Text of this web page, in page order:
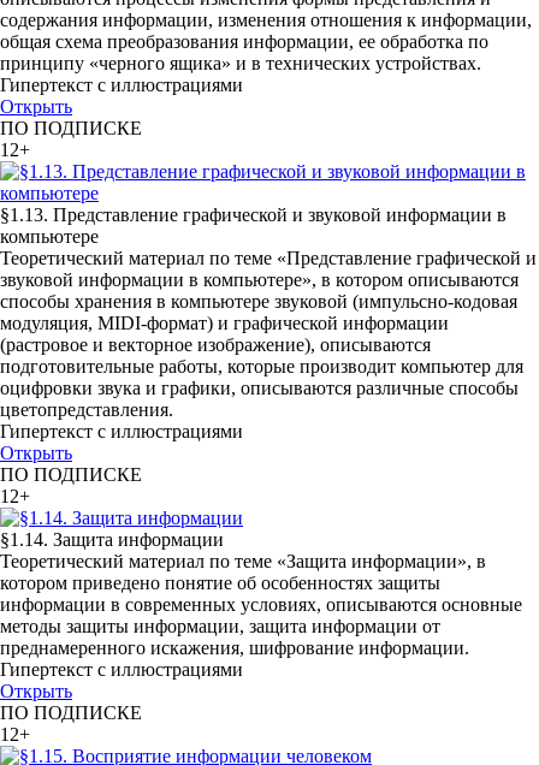
содержания информации, изменения отношения к информации,
общая схема преобразования информации, ее обработка по
принципу «черного ящика» и в технических устройствах.
Гипертекст с иллюстрациями
Открыть
ПО ПОДПИСКЕ
12+
§1.13. Представление графической и звуковой информации в
компьютере
Теоретический материал по теме «Представление графической и
звуковой информации в компьютере», в котором описываются
способы хранения в компьютере звуковой (импульсно-кодовая
модуляция, MIDI-формат) и графической информации
(растровое и векторное изображение), описываются
подготовительные работы, которые производит компьютер для
оцифровки звука и графики, описываются различные способы
цветопредставления.
Гипертекст с иллюстрациями
Открыть
ПО ПОДПИСКЕ
12+
§1.14. Защита информации
Теоретический материал по теме «Защита информации», в
котором приведено понятие об особенностях защиты
информации в современных условиях, описываются основные
методы защиты информации, защита информации от
преднамеренного искажения, шифрование информации.
Гипертекст с иллюстрациями
Открыть
ПО ПОДПИСКЕ
12+